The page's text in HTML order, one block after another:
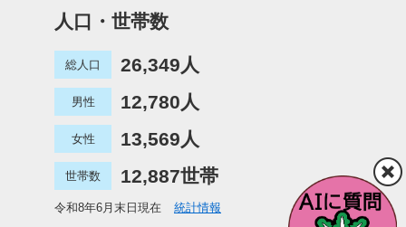
人口・世帯数
総人口 26,349人
男性 12,780人
女性 13,569人
世帯数 12,887世帯
令和8年6月末日現在 統計情報